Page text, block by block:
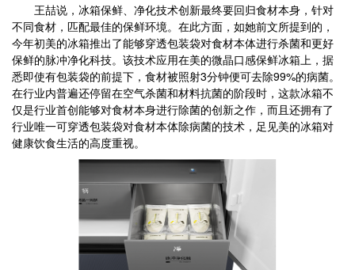
王喆说，冰箱保鲜、净化技术创新最终要回归食材本身，针对
不同食材，匹配最佳的保鲜环境。在此方面，如她前文所提到的，
今年初美的冰箱推出了能够穿透包装袋对食材本体进行杀菌和更好
保鲜的脉冲净化科技。该技术应用在美的微晶口感保鲜冰箱上，据
悉即使有包装袋的前提下，食材被照射3分钟便可去除99%的病菌。
在行业内普遍还停留在空气杀菌和材料抗菌的阶段时，这款冰箱不
仅是行业首创能够对食材本身进行除菌的创新之作，而且还拥有了
行业唯一可穿透包装袋对食材本体除病菌的技术，足见美的冰箱对
健康饮食生活的高度重视。